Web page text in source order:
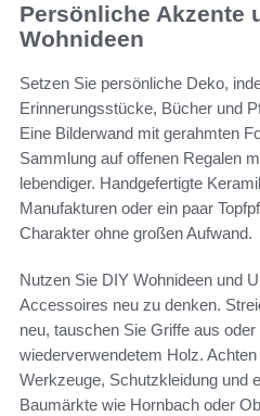
Persönliche Akzente
Wohnideen
Setzen Sie persönliche Deko,
Erinnerungsstücke, Bücher und
Eine Bilderwand mit gerahmten
Sammlung auf offenen Regalen
lebendiger. Handgefertigte
Manufakturen oder ein paar
Charakter ohne großen Aufwand.
Nutzen Sie DIY Wohnideen und
Accessoires neu zu denken.
neu, tauschen Sie Griffe aus
wiederverwendetem Holz.
Werkzeuge, Schutzkleidung und
Baumärkte wie Hornbach oder